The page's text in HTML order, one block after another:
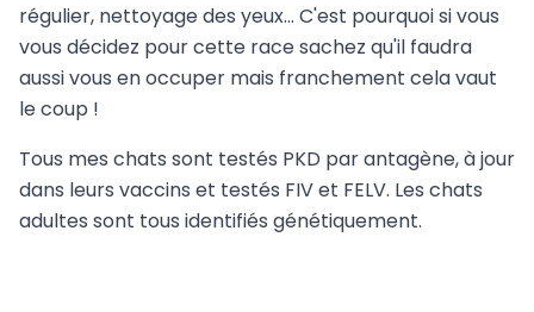
régulier, nettoyage des yeux... C'est pourquoi si vous
vous décidez pour cette race sachez qu'il faudra
aussi vous en occuper mais franchement cela vaut
le coup !
Tous mes chats sont testés PKD par antagène, à jour
dans leurs vaccins et testés FIV et FELV. Les chats
adultes sont tous identifiés génétiquement.